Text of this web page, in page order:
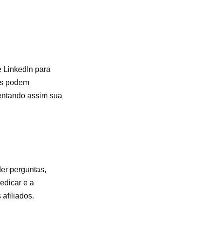
LinkedIn para
podem
assim sua
perguntas,
e a
afiliados.